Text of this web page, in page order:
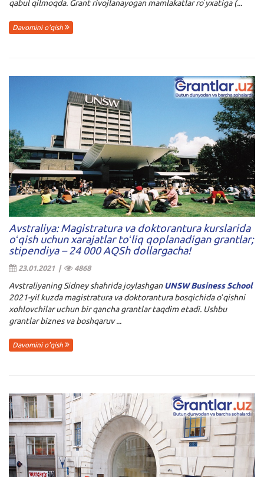
qabul qilmoqda. Grant rivojlanayogan mamlakatlar roʻyxatiga (...
Davomini o'qish
Avstraliya: Magistratura va doktorantura kurslarida
oʻqish uchun xarajatlar toʻliq qoplanadigan grantlar;
stipendiya – 24 000 AQSh dollargacha!
23.01.2021 | 4868
Avstraliyaning Sidney shahrida joylashganUNSW Business School
2021-yil kuzda magistratura va doktorantura bosqichida oʻqishni
xohlovchilar uchun bir qancha grantlar taqdim etadi. Ushbu
grantlar biznes va boshqaruv ...
Davomini o'qish